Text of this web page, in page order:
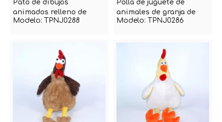
Pato de dibujos
animados relleno de
felpa
Modelo: TPNJ0288
Polla de juguete de
animales de granja de
peluche
Modelo: TPNJ0286